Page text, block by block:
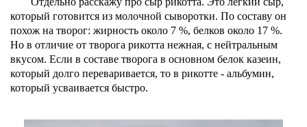
который готовится из молочной сыворотки. По составу он
похож на творог: жирность около 7 %, белков около 17 %.
Но в отличие от творога рикотта нежная, с нейтральным
вкусом. Если в составе творога в основном белок казеин,
который долго переваривается, то в рикотте - альбумин,
который усваивается быстро.